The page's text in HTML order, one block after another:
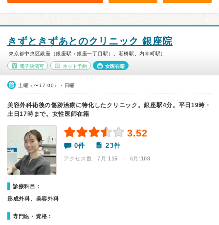
きずときずあとのクリニック 銀座院
東京都中央区銀座（銀座駅（銀座一丁目駅）、新橋駅、内幸町駅）
電子決済可 ネット予約 女医在籍
土曜（〜17:00）・日曜
美容外科術後の傷跡治療に特化したクリニック。銀座駅4分。平日19時・
土日17時まで。女性医師在籍
3.52
0件 23件
アクセス数 7月:115 | 6月:108
診療科目：
形成外科、美容外科
専門医・資格：